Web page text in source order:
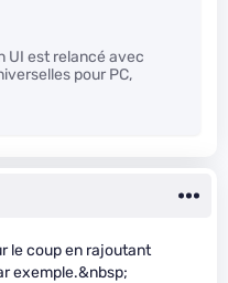
UI est relancé avec
pour PC,
le coup en rajoutant
exemple.&nbsp;